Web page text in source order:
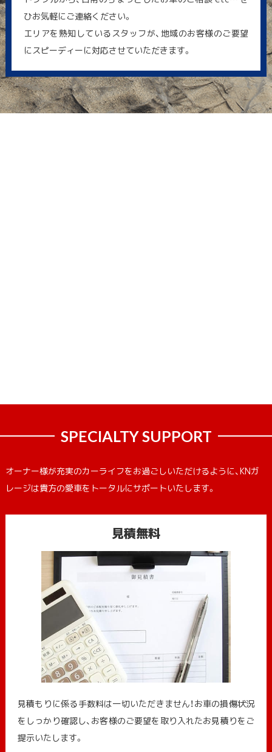
ひお気軽にご連絡ください。
エリアを熟知しているスタッフが、地域のお客様のご要望
にスピーディーに対応させていただきます。
SPECIALTY SUPPORT
オーナー様が充実のカーライフをお過ごしいただけるように、KNガ
レージは貴方の愛車をトータルにサポートいたします。
見積無料
見積もりに係る手数料は一切いただきません！お車の損傷状況
をしっかり確認し、お客様のご要望を取り入れたお見積りをご
提示いたします。